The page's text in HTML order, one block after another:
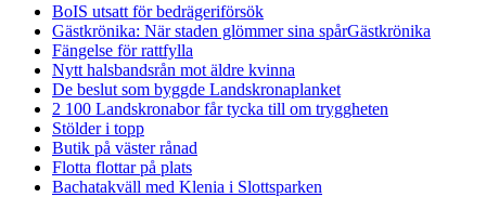
BoIS utsatt för bedrägeriförsök
Gästkrönika: När staden glömmer sina spårGästkrönika
Fängelse för rattfylla
Nytt halsbandsrån mot äldre kvinna
De beslut som byggde Landskronaplanket
2 100 Landskronabor får tycka till om tryggheten
Stölder i topp
Butik på väster rånad
Flotta flottar på plats
Bachatakväll med Klenia i Slottsparken